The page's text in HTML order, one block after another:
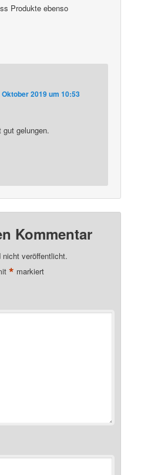
Produkte ebenso
Oktober 2019 um 10:53
gelungen.
Kommentar
nicht veröffentlicht.
* markiert